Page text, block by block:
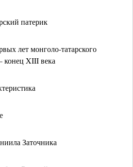
патерик
лет монголо-татарского
конец XIII века
Заточника